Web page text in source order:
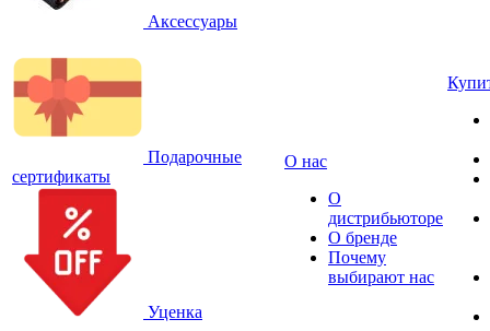
Аксессуары
Подарочные
сертификаты
Уценка
О нас
О
дистрибьюторе
О бренде
Почему
выбирают нас